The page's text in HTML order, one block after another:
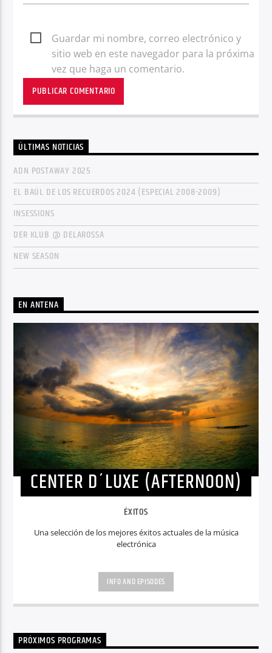
Guardar mi nombre, correo electrónico y
sitio web en este navegador para la próxima
vez que haga un comentario.
ÚLTIMAS NOTICIAS
ADN POSTAWAY 2025
EL BAÚL DE LOS RECUERDOS 2024 (ESPECIAL 2008-2009)
INSESSIONS
DER KLUB @ DELAROSSA
NEW SEASON
EN ANTENA
CENTER D´LUXE (AFTERNOON)
ÉXITOS
Una selección de los mejores éxitos actuales de la música
electrónica
INFO AND EPISODES
PRÓXIMOS PROGRAMAS